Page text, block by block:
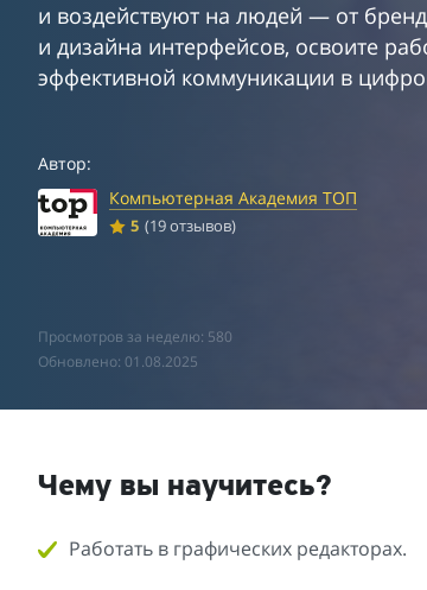
и воздействуют на людей — от
и дизайна интерфейсов, освоите
эффективной коммуникации в
Автор:
Компьютерная Академия ТОП
5 (19 отзывов)
Просмотров за неделю: 580
Обновлено: 01.08.2025
Чему вы научитесь?
Работать в графических редакторах.